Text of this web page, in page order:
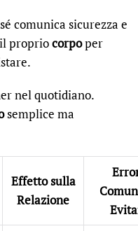
comunica sicurezza e
propriocorpoper
nel quotidiano.
semplice ma
Effetto sulla
Relazione